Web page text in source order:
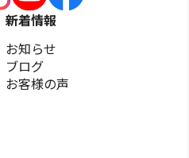
新着情報
お知らせ
ブログ
お客様の声